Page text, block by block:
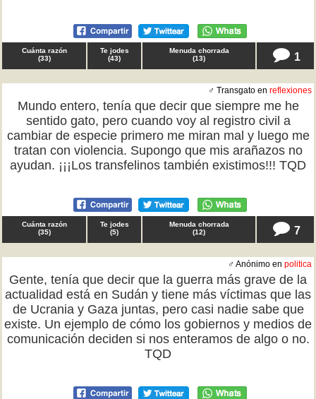
Cuánta razón
(33)
Te jodes
(43)
Menuda chorrada
(13) 1
♂ Transgato en reflexiones
Mundo entero, tenía que decir que siempre me he
sentido gato, pero cuando voy al registro civil a
cambiar de especie primero me miran mal y luego me
tratan con violencia. Supongo que mis arañazos no
ayudan. ¡¡¡Los transfelinos también existimos!!! TQD
Cuánta razón
(35)
Te jodes
(5)
Menuda chorrada
(12) 7
♂ Anónimo en politica
Gente, tenía que decir que la guerra más grave de la
actualidad está en Sudán y tiene más víctimas que las
de Ucrania y Gaza juntas, pero casi nadie sabe que
existe. Un ejemplo de cómo los gobiernos y medios de
comunicación deciden si nos enteramos de algo o no.
TQD